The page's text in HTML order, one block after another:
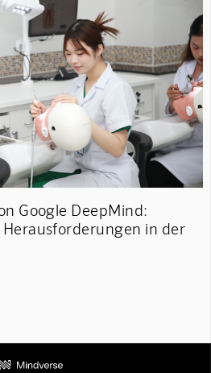
Google DeepMind:
in der